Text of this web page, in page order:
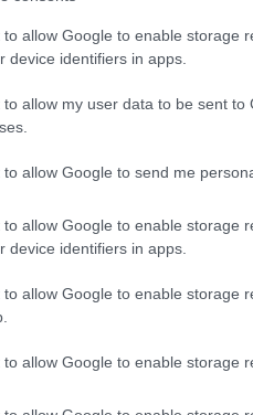
to allow Google to enable storage
device identifiers in apps.
to allow my user data to be sent to
to allow Google to send me
to allow Google to enable storage
device identifiers in apps.
to allow Google to enable storage
to allow Google to enable storage